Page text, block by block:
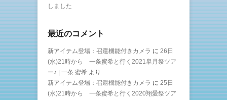
しました
最近のコメント
新アイテム登場：召還機能付きカメラ に 26日
(水)21時から 一条蜜希と行く2021皐月祭ツア
ー♪ | 一条 蜜希 より
新アイテム登場：召還機能付きカメラ に 25日
(水)21時から 一条蜜希と行く2020翔愛祭ツア